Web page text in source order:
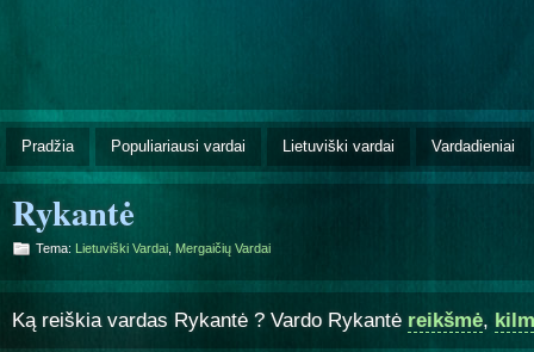
Pradžia Populiariausi vardai Lietuviški vardai Vardadieniai
Rykantė
Tema: Lietuviški Vardai Mergaičių Vardai
Ką reiškia vardas Rykantė ? Vardo Rykantė reikšmė,